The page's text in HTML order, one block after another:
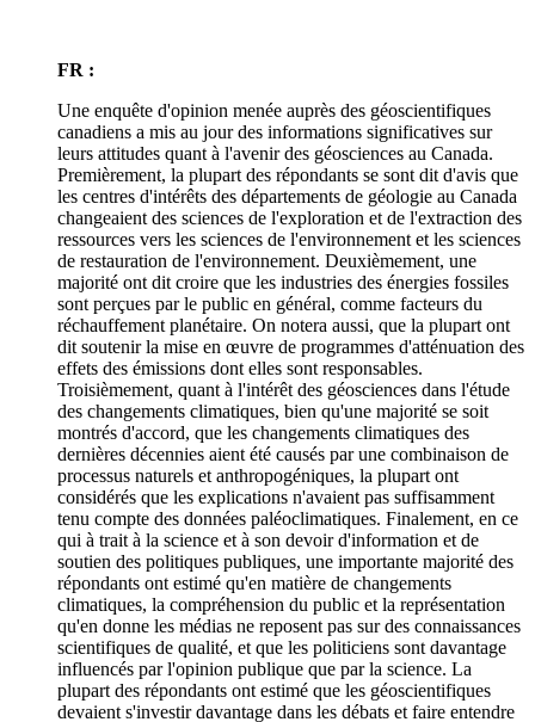
FR :
Une enquête d'opinion menée auprès des géoscientifiques
canadiens a mis au jour des informations significatives sur
leurs attitudes quant à l'avenir des géosciences au Canada.
Premièrement, la plupart des répondants se sont dit d'avis que
les centres d'intérêts des départements de géologie au Canada
changeaient des sciences de l'exploration et de l'extraction des
ressources vers les sciences de l'environnement et les sciences
de restauration de l'environnement. Deuxièmement, une
majorité ont dit croire que les industries des énergies fossiles
sont perçues par le public en général, comme facteurs du
réchauffement planétaire. On notera aussi, que la plupart ont
dit soutenir la mise en œuvre de programmes d'atténuation des
effets des émissions dont elles sont responsables.
Troisièmement, quant à l'intérêt des géosciences dans l'étude
des changements climatiques, bien qu'une majorité se soit
montrés d'accord, que les changements climatiques des
dernières décennies aient été causés par une combinaison de
processus naturels et anthropogéniques, la plupart ont
considérés que les explications n'avaient pas suffisamment
tenu compte des données paléoclimatiques. Finalement, en ce
qui à trait à la science et à son devoir d'information et de
soutien des politiques publiques, une importante majorité des
répondants ont estimé qu'en matière de changements
climatiques, la compréhension du public et la représentation
qu'en donne les médias ne reposent pas sur des connaissances
scientifiques de qualité, et que les politiciens sont davantage
influencés par l'opinion publique que par la science. La
plupart des répondants ont estimé que les géoscientifiques
devaient s'investir davantage dans les débats et faire entendre